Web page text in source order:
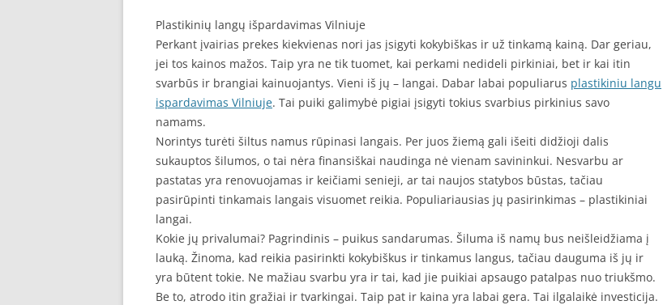
Plastikinių langų išpardavimas Vilniuje
Perkant įvairias prekes kiekvienas nori jas įsigyti kokybiškas ir už tinkamą kainą. Dar geriau,
jei tos kainos mažos. Taip yra ne tik tuomet, kai perkami nedideli pirkiniai, bet ir kai itin
svarbūs ir brangiai kainuojantys. Vieni iš jų – langai. Dabar labai populiarus plastikiniu langu
ispardavimas Vilniuje. Tai puiki galimybė pigiai įsigyti tokius svarbius pirkinius savo
namams.
Norintys turėti šiltus namus rūpinasi langais. Per juos žiemą gali išeiti didžioji dalis
sukauptos šilumos, o tai nėra finansiškai naudinga nė vienam savininkui. Nesvarbu ar
pastatas yra renovuojamas ir keičiami senieji, ar tai naujos statybos būstas, tačiau
pasirūpinti tinkamais langais visuomet reikia. Populiariausias jų pasirinkimas – plastikiniai
langai.
Kokie jų privalumai? Pagrindinis – puikus sandarumas. Šiluma iš namų bus neišleidžiama į
lauką. Žinoma, kad reikia pasirinkti kokybiškus ir tinkamus langus, tačiau dauguma iš jų ir
yra būtent tokie. Ne mažiau svarbu yra ir tai, kad jie puikiai apsaugo patalpas nuo triukšmo.
Be to, atrodo itin gražiai ir tvarkingai. Taip pat ir kaina yra labai gera. Tai ilgalaikė investicija.